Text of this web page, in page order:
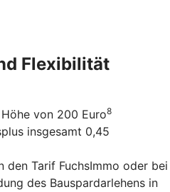
Flexibilität
von 200 Euro8
insgesamt 0,45
den Tarif FuchsImmo oder bei
des Bauspardarlehens in